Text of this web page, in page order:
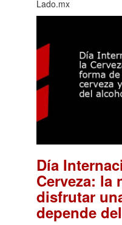
Lado.mx
Día
Cerveza: la
disfrutar
depende